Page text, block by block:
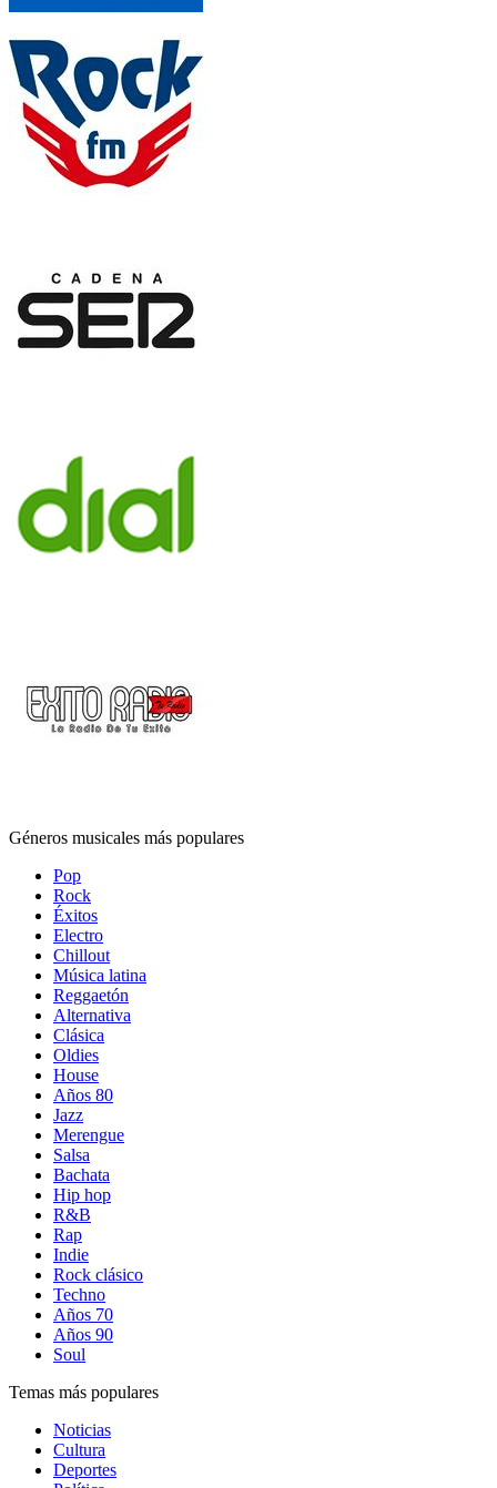
Géneros musicales más populares
Pop
Rock
Éxitos
Electro
Chillout
Música latina
Reggaetón
Alternativa
Clásica
Oldies
House
Años 80
Jazz
Merengue
Salsa
Bachata
Hip hop
R&B
Rap
Indie
Rock clásico
Techno
Años 70
Años 90
Soul
Temas más populares
Noticias
Cultura
Deportes